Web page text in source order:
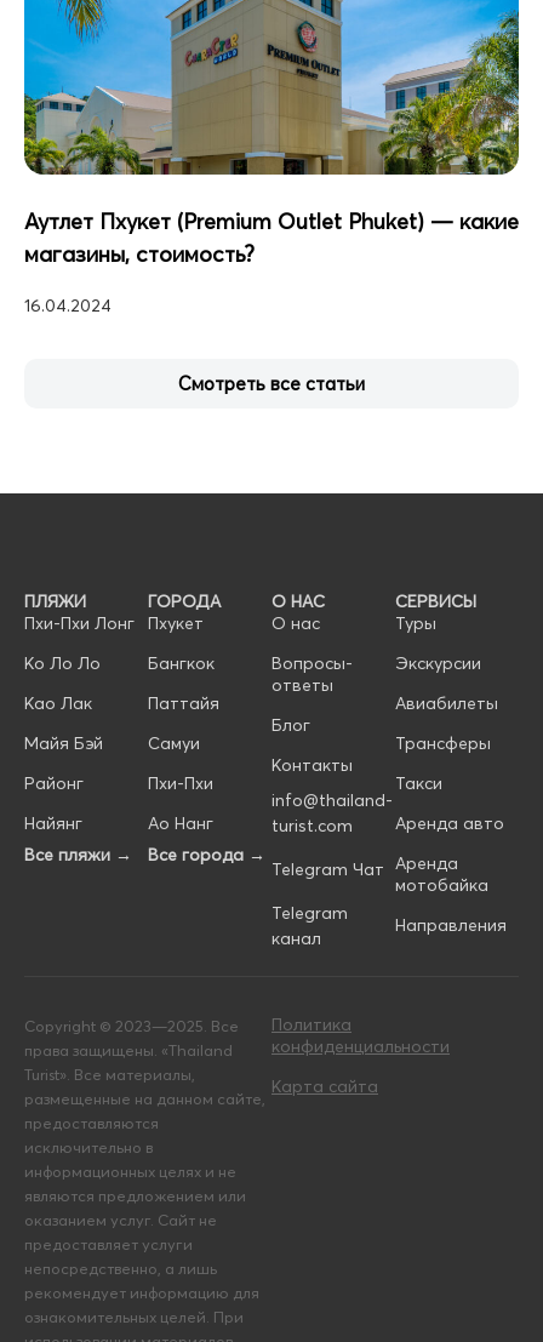
Аутлет Пхукет (Premium Outlet Phuket) — какие
магазины, стоимость?
16.04.2024
Смотреть все статьи
ПЛЯЖИ
Пхи-Пхи Лонг
Ко Ло Ло
Као Лак
Майя Бэй
Районг
Найянг
Все пляжи →
ГОРОДА
Пхукет
Бангкок
Паттайя
Самуи
Пхи-Пхи
Ао Нанг
Все города →
О НАС
О нас
Вопросы-
ответы
Блог
Контакты
info@thailand-
turist.com
Telegram Чат
Telegram
канал
СЕРВИСЫ
Туры
Экскурсии
Авиабилеты
Трансферы
Такси
Аренда авто
Аренда
мотобайка
Направления
Copyright © 2023—2025. Все
права защищены. «Thailand
Turist». Все материалы,
размещенные на данном сайте,
предоставляются
исключительно в
информационных целях и не
являются предложением или
оказанием услуг. Сайт не
предоставляет услуги
непосредственно, а лишь
рекомендует информацию для
ознакомительных целей. При
Политика
конфиденциальности
Карта сайта